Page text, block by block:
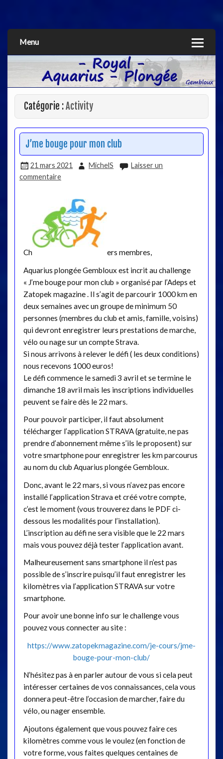
Menu
Catégorie :Activity
J’me bouge pour mon club
21 mars 2021 MichelS
Laisser un
commentaire
Ch
ers membres,
Aquarius plongée Gembloux est incrit au challenge
« J’me bouge pour mon club » organisé par l’Adeps et
Zatopek magazine . Il s’agit de parcourir 1000 km en
deux semaines avec un groupe de minimum 50
personnes (membres du club et amis, famille, voisins)
qui devront enregistrer leurs prestations de marche,
vélo ou nage sur un compte Strava.
Si nous arrivons à relever le défi ( les deux conditions)
nous recevons 1000 euros!
Le défi commence le samedi 3 avril et se termine le
dimanche 18 avril mais les inscriptions individuelles
peuvent se faire dès le 22 mars.
Pour pouvoir participer, il faut absolument
télécharger l’application STRAVA (gratuite, ne pas
prendre d’abonnement même s’ils le proposent) sur
votre smartphone pour enregistrer les km parcourus
au nom du club Aquarius plongée Gembloux.
Donc, avant le 22 mars, si vous n’avez pas encore
installé l’application Strava et créé votre compte,
c’est le moment (vous trouverez dans le PDF ci-
dessous les modalités pour l’installation).
L’inscription au défi ne sera visible que le 22 mars
mais vous pouvez déjà tester l’application avant.
Malheureusement sans smartphone il n’est pas
possible de s’inscrire puisqu’il faut enregistrer les
kilomètres via l’application STRAVA sur votre
smartphone.
Pour avoir une bonne info sur le challenge vous
pouvez vous connecter au site :
https://www.zatopekmagazine.com/je-cours/jme-
bouge-pour-mon-club/
N’hésitez pas à en parler autour de vous si cela peut
intéresser certaines de vos connaissances, cela vous
donnera peut-être l’occasion de marcher, faire du
vélo, ou nager ensemble.
Ajoutons également que vous pouvez faire ces
kilomètres comme vous le voulez (en fonction de
votre forme, vous faites quelques centaines de